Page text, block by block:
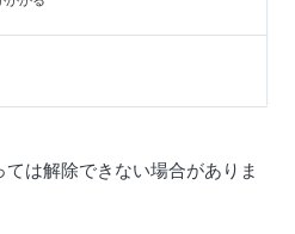
は解除できない場合がありま